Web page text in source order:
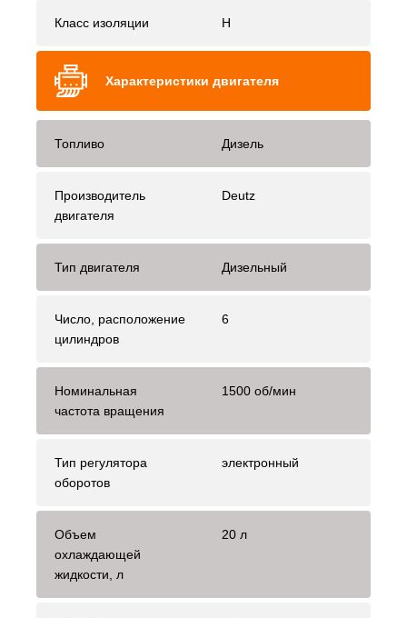
Класс изоляции H
Характеристики двигателя
Топливо Дизель
Производитель
двигателя
Deutz
Тип двигателя Дизельный
Число, расположение
цилиндров
6
Номинальная
частота вращения
1500 об/мин
Тип регулятора
оборотов
электронный
Объем
охлаждающей
жидкости, л
20 л